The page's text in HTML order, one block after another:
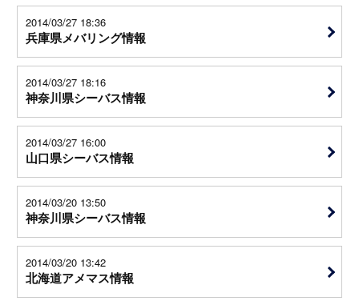
2014/03/27 18:36
兵庫県メバリング情報
2014/03/27 18:16
神奈川県シーバス情報
2014/03/27 16:00
山口県シーバス情報
2014/03/20 13:50
神奈川県シーバス情報
2014/03/20 13:42
北海道アメマス情報